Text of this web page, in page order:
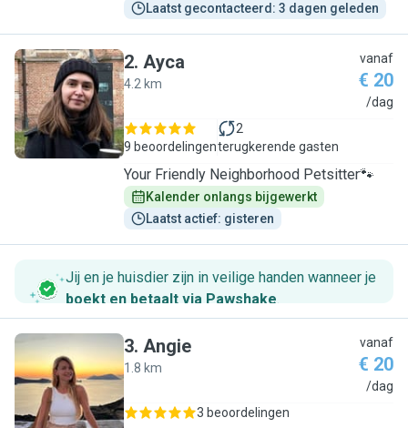
Laatst gecontacteerd: 3 dagen geleden
A
2. Ayca
4.2 km
vanaf
€ 20
/dag
9 beoordelingen
2
terugkerende gasten
Your Friendly Neighborhood Petsitter🐾
Kalender onlangs bijgewerkt
Laatst actief: gisteren
Jij en je huisdier zijn in veilige handen wanneer je
boekt en betaalt via Pawshake.
A
3. Angie
1.8 km
vanaf
€ 20
/dag
3 beoordelingen